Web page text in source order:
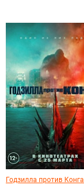
Годзилла против Конга